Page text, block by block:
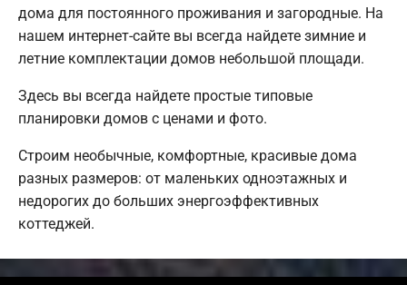
дома для постоянного проживания и загородные. На
нашем интернет-сайте вы всегда найдете зимние и
летние комплектации домов небольшой площади.
Здесь вы всегда найдете простые типовые
планировки домов с ценами и фото.
Строим необычные, комфортные, красивые дома
разных размеров: от маленьких одноэтажных и
недорогих до больших энергоэффективных
коттеджей.